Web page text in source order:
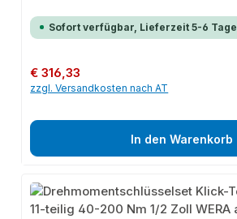
Sofort verfügbar, Lieferzeit 5-6 Tage
Regulärer Preis:
€ 316,33
zzgl. Versandkosten nach AT
In den Warenkorb